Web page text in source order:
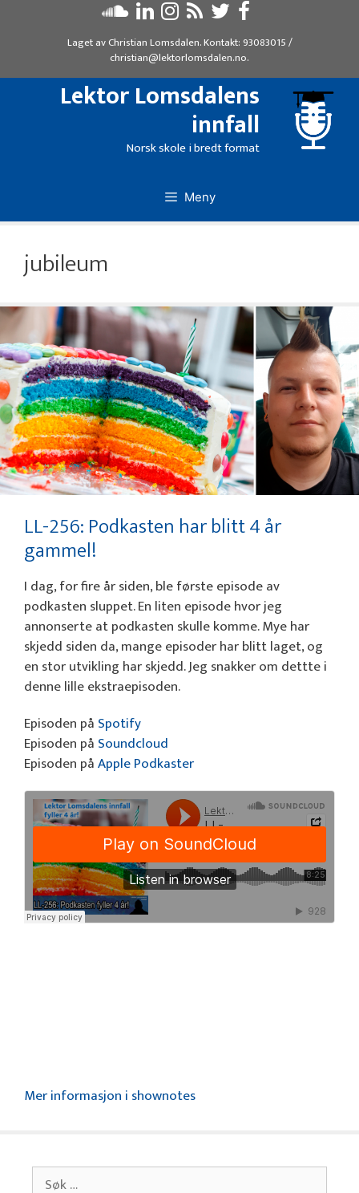
Laget avChristian Lomsdalen. Kontakt: 93083015/
christian@lektorlomsdalen.no.
Lektor Lomsdalens
innfall
Norsk skole i bredt format
Meny
jubileum
LL-256: Podkasten har blitt 4 år
gammel!
I dag, for fire år siden, ble første episode av
podkasten sluppet. En liten episode hvor jeg
annonserte at podkasten skulle komme. Mye har
skjedd siden da, mange episoder har blitt laget, og
en stor utvikling har skjedd. Jeg snakker om dettte i
denne lille ekstraepisoden.
Episoden på Spotify
Episoden på Soundcloud
Episoden påApple Podkaster
Mer informasjon i shownotes
Søk